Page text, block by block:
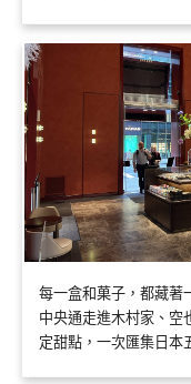
每一盒和菓子，都藏著
中央通走進木村家、
定甜點，一次匯集日本